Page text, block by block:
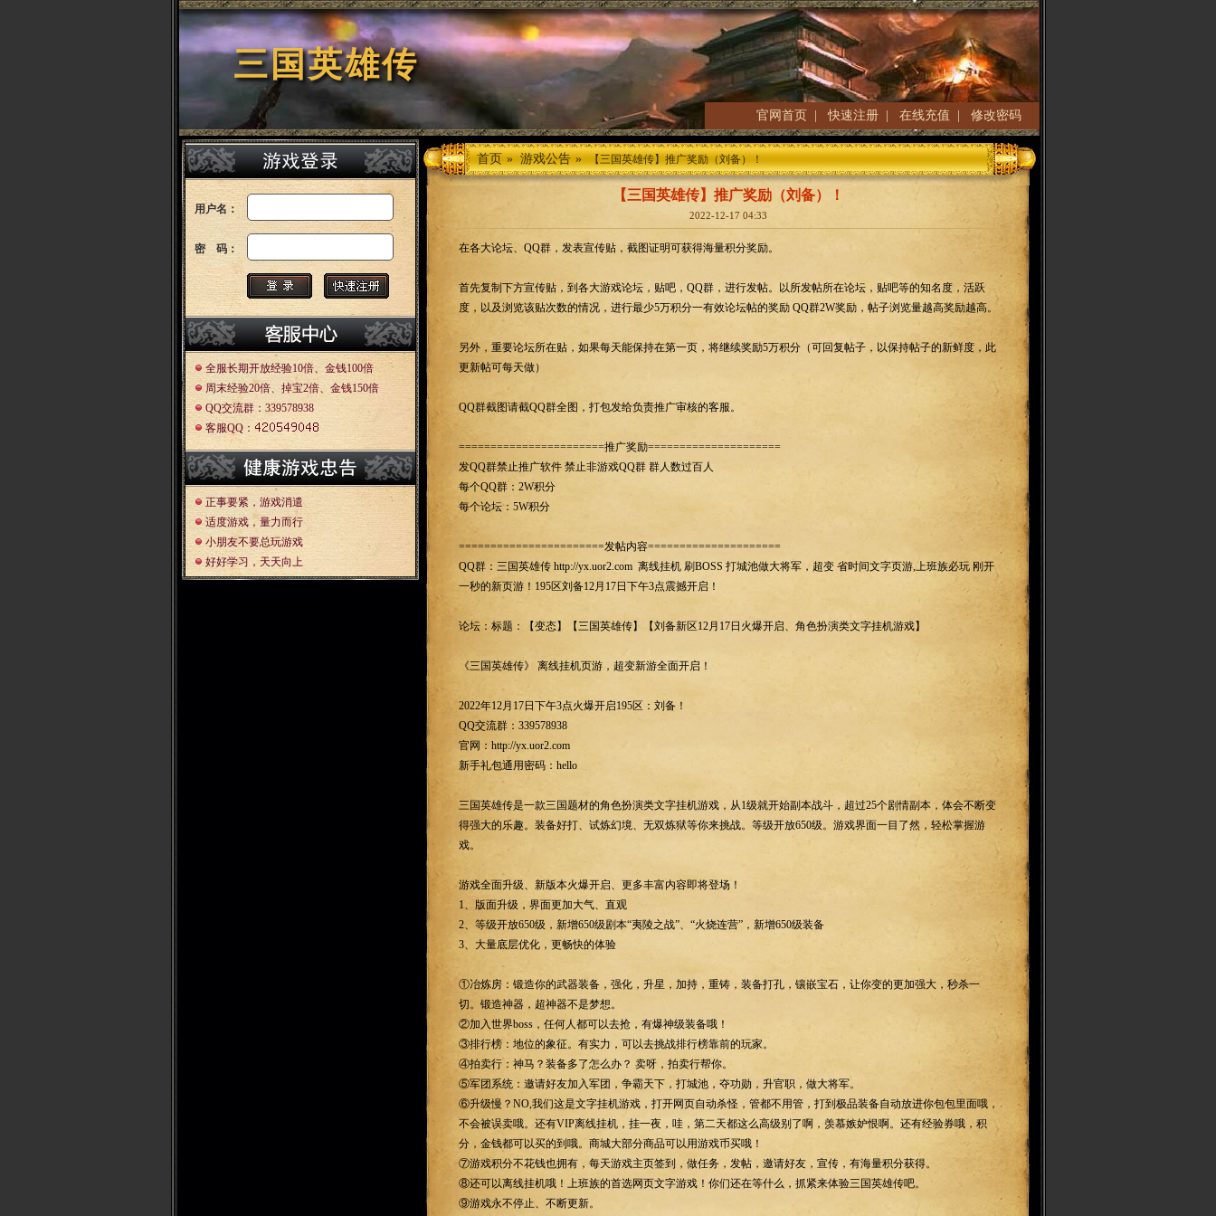
三国英雄传
官网首页 |快速注册| 在线充值 修改密码
用户名：
密 码：
全服长期开放经验10倍、金钱100倍
周末经验20倍、掉宝2倍、金钱150倍
QQ交流群：339578938
客服QQ：
正事要紧，游戏消遣
适度游戏，量力而行
小朋友不要总玩游戏
好好学习，天天向上
首页 » 游戏公告 » 【三国英雄传】推广奖励（刘备）！
【三国英雄传】推广奖励（刘备）！
2022-12-17 04:33
在各大论坛、QQ群，发表宣传贴，截图证明可获得海量积分奖励。
首先复制下方宣传贴，到各大游戏论坛，贴吧，QQ群，进行发帖。以所发帖所在论坛，贴吧等的知名度，活跃
度，以及浏览该贴次数的情况，进行最少5万积分一有效论坛帖的奖励 QQ群2W奖励，帖子浏览量越高奖励越高。
另外，重要论坛所在贴，如果每天能保持在第一页，将继续奖励5万积分（可回复帖子，以保持帖子的新鲜度，此
更新帖可每天做）
QQ群截图请截QQ群全图，打包发给负责推广审核的客服。
=======================推广奖励=====================
发QQ群禁止推广软件 禁止非游戏QQ群 群人数过百人
每个QQ群：2W积分
每个论坛：5W积分
=======================发帖内容=====================
QQ群：三国英雄传 http://yx.uor2.com 离线挂机 刷BOSS 打城池做大将军，超变 省时间文字页游,上班族必玩 刚开
一秒的新页游！195区刘备12月17日下午3点震撼开启！
论坛：标题：【变态】【三国英雄传】【刘备新区12月17日火爆开启、角色扮演类文字挂机游戏】
《三国英雄传》 离线挂机页游，超变新游全面开启！
2022年12月17日下午3点火爆开启195区：刘备！
QQ交流群：339578938
官网：http://yx.uor2.com
新手礼包通用密码：hello
三国英雄传是一款三国题材的角色扮演类文字挂机游戏，从1级就开始副本战斗，超过25个剧情副本，体会不断变
得强大的乐趣。装备好打、试炼幻境、无双炼狱等你来挑战。等级开放650级。游戏界面一目了然，轻松掌握游
戏。
游戏全面升级、新版本火爆开启、更多丰富内容即将登场！
1、版面升级，界面更加大气、直观
2、等级开放650级，新增650级剧本“夷陵之战”、“火烧连营”，新增650级装备
3、大量底层优化，更畅快的体验
①冶炼房：锻造你的武器装备，强化，升星，加持，重铸，装备打孔，镶嵌宝石，让你变的更加强大，秒杀一
切。锻造神器，超神器不是梦想。
②加入世界boss，任何人都可以去抢，有爆神级装备哦！
③排行榜：地位的象征。有实力，可以去挑战排行榜靠前的玩家。
④拍卖行：神马？装备多了怎么办？ 卖呀，拍卖行帮你。
⑤军团系统：邀请好友加入军团，争霸天下，打城池，夺功勋，升官职，做大将军。
⑥升级慢？NO,我们这是文字挂机游戏，打开网页自动杀怪，管都不用管，打到极品装备自动放进你包包里面哦，
不会被误卖哦。还有VIP离线挂机，挂一夜，哇，第二天都这么高级别了啊，羡慕嫉妒恨啊。还有经验券哦，积
分，金钱都可以买的到哦。商城大部分商品可以用游戏币买哦！
⑦游戏积分不花钱也拥有，每天游戏主页签到，做任务，发帖，邀请好友，宣传，有海量积分获得。
⑧还可以离线挂机哦！上班族的首选网页文字游戏！你们还在等什么，抓紧来体验三国英雄传吧。
⑨游戏永不停止、不断更新。